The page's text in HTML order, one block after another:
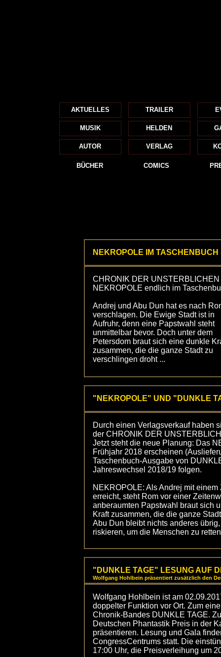
AKTUELLES TRAILER
MUSIK HELDEN
AUTOR VERLAG
BÜCHER COMICS
NEKROPOLE IM
CHRONIK DER UNSTERBLICHEN
NEKROPOLE endlich im
Andrej und Abu Dun hat es nach
verschlagen. Die Ewige Stadt ist in
Aufruhr, denn eine Papstwahl steht
unmittelbar bevor. Doch unter dem
Petersdom braut sich eine dunkle
zusammen, die die ganze Stadt zu
verschlingen droht ...
"NEKROPOLE" UND "DUNKLE
Durch einen Verlagsverkauf haben
der CHRONIK DER
Jetzt steht die neue Planung: Das
Frühjahr 2018 erscheinen
Taschenbuch-Ausgabe von
Jahreswechsel 2018/19 folgen.
NEKROPOLE: Als Andrej mit
erreicht, steht Rom vor einer
anberaumten Papstwahl braut sich
Kraft zusammen, die die ganze
Abu Dun bleibt nichts anderes
riskieren, um die Menschen zu
"DUNKLE TAGE" LESUNG AUF
Wolfgang Hohlbein präsentiert zusätzlich den
Wolfgang Hohlbein ist am
doppelter Funktion vor Ort. Zum
Chronik-Bandes DUNKLE TAGE.
Deutschen Phantastik Preis in der
präsentieren. Lesung und Gala
CongressCentrums statt. Die
17:00 Uhr, die Preisverleihung um